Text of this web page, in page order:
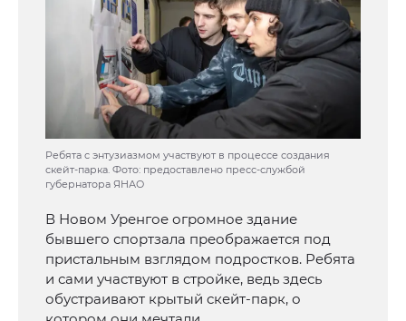
Ребята с энтузиазмом участвуют в процессе создания
скейт-парка. Фото: предоставлено пресс-службой
губернатора ЯНАО
В Новом Уренгое огромное здание
бывшего спортзала преображается под
пристальным взглядом подростков. Ребята
и сами участвуют в стройке, ведь здесь
обустраивают крытый скейт-парк, о